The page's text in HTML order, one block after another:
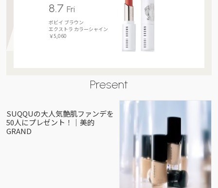
8.7Fri
ボビイ ブラウン
エクストラ カラーシャイン
￥5,060
Present
SUQQUの大人気艶肌ファンデを
50人にプレゼント！｜美的
GRAND